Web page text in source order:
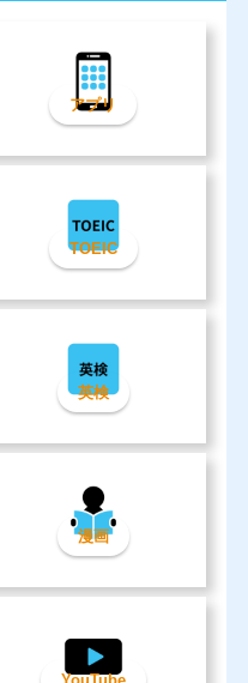
アプリ
TOEIC
英検
漫画